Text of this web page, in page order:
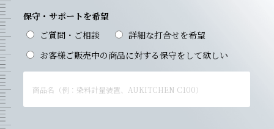
保守・サポートを希望
ご質問・ご相談
詳細な打合せを希望
お客様ご販売中の商品に対する保守をして欲しい